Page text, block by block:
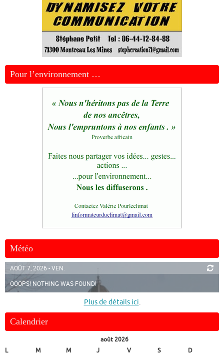
Pour l’environnement …
Météo
AOÛT 7, 2026 - VEN.
OOOPS! NOTHING WAS FOUND!
Plus de détails ici.
Calendrier
août 2026
L
M M J V S D